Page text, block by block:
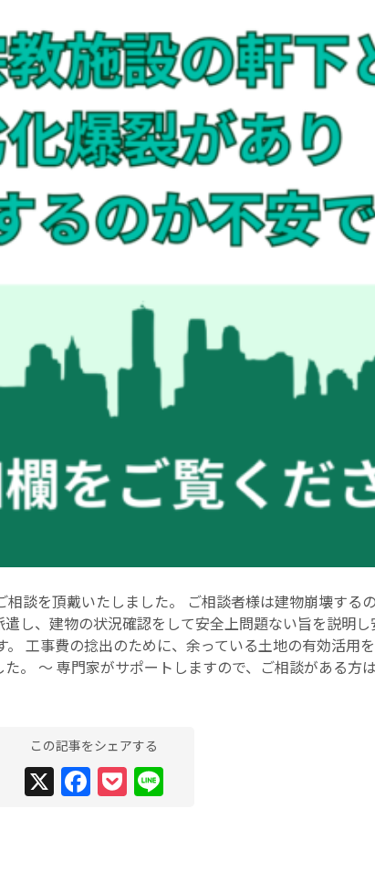
談を頂戴いたしました。 ご相談者様は建物崩壊する
し、建物の状況確認をして安全上問題ない旨を説明
工事費の捻出のために、余っている土地の有効活用
。 〜 専門家がサポートしますので、ご相談がある方
この記事をシェアする
X Facebook
Pocket